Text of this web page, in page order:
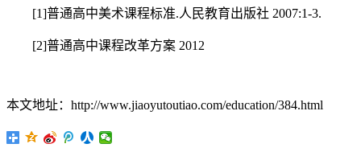
[1]普通高中美术课程标准.人民教育出版社 2007:1-3.
[2]普通高中课程改革方案 2012
本文地址：http://www.jiaoyutoutiao.com/education/384.html